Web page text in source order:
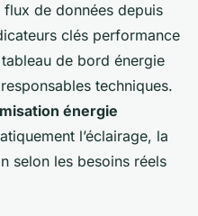
de données depuis
clés performance
de bord énergie
techniques.
énergie
l’éclairage, la
selon les besoins réels